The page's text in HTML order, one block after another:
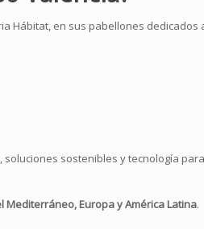
Hábitat, en sus pabellones
sostenibles y tecnología
Mediterráneo, Europa y América Latina.